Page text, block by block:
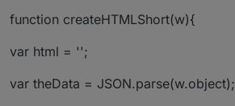
function createHTMLShort(w){
var html = '';
var theData = JSON.parse(w.object);